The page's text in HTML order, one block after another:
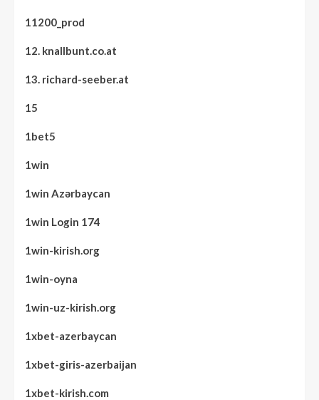
11200_prod
12. knallbunt.co.at
13. richard-seeber.at
15
1bet5
1win
1win Azərbaycan
1win Login 174
1win-kirish.org
1win-oyna
1win-uz-kirish.org
1xbet-azerbaycan
1xbet-giris-azerbaijan
1xbet-kirish.com